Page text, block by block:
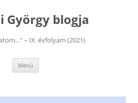
György blogja
– IX. évfolyam (2021)
Menü